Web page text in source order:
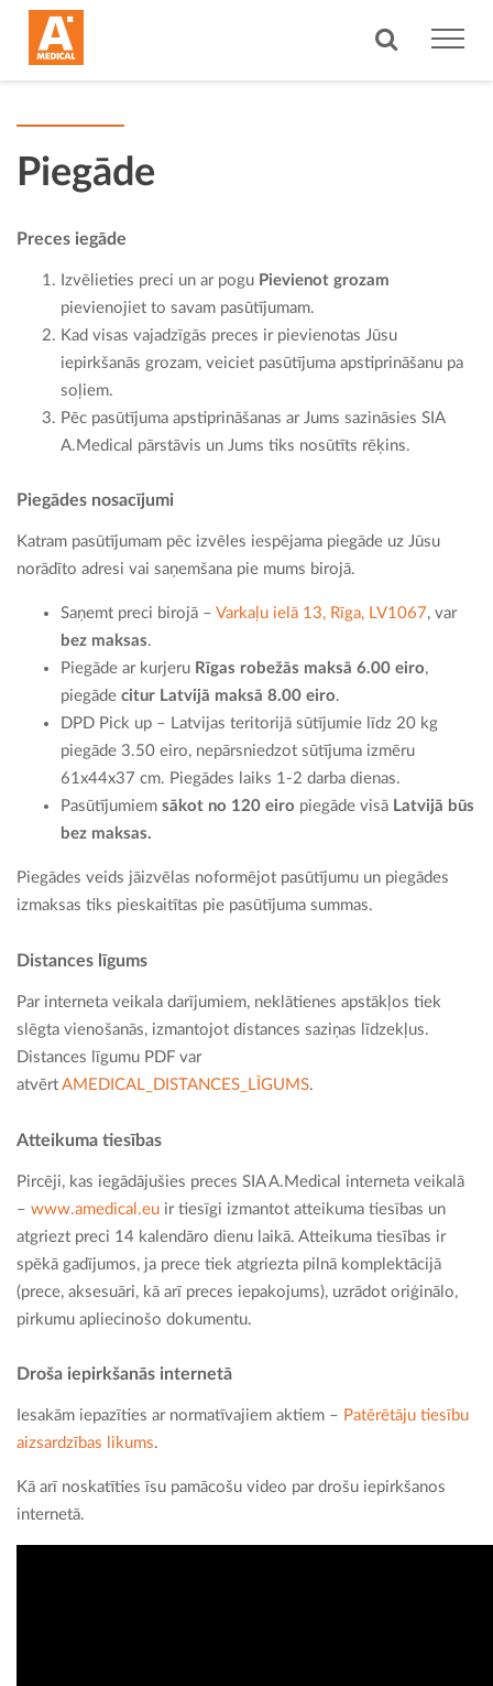
Piegāde
Preces iegāde
Izvēlieties preci un ar pogu Pievienot grozam
pievienojiet to savam pasūtījumam.
Kad visas vajadzīgās preces ir pievienotas Jūsu
iepirkšanās grozam, veiciet pasūtījuma apstiprināšanu pa
soļiem.
Pēc pasūtījuma apstiprināšanas ar Jums sazināsies SIA
A.Medical pārstāvis un Jums tiks nosūtīts rēķins.
Piegādes nosacījumi
Katram pasūtījumam pēc izvēles iespējama piegāde uz Jūsu
norādīto adresi vai saņemšana pie mums birojā.
Saņemt preci birojā – Varkaļu ielā 13, Rīga, LV1067, var
bez maksas.
Piegāde ar kurjeru Rīgas robežās maksā 6.00 eiro,
piegāde citur Latvijā maksā 8.00 eiro.
DPD Pick up – Latvijas teritorijā sūtījumie līdz 20 kg
piegāde 3.50 eiro, nepārsniedzot sūtījuma izmēru
61x44x37 cm. Piegādes laiks 1-2 darba dienas.
Pasūtījumiem sākot no 120 eiro piegāde visā Latvijā būs
bez maksas.
Piegādes veids jāizvēlas noformējot pasūtījumu un piegādes
izmaksas tiks pieskaitītas pie pasūtījuma summas.
Distances līgums
Par interneta veikala darījumiem, neklātienes apstākļos tiek
slēgta vienošanās, izmantojot distances saziņas līdzekļus.
Distances līgumu PDF var
atvērt AMEDICAL_DISTANCES_LĪGUMS.
Atteikuma tiesības
Pircēji, kas iegādājušies preces SIA A.Medical interneta veikalā
– www.amedical.eu ir tiesīgi izmantot atteikuma tiesības un
atgriezt preci 14 kalendāro dienu laikā. Atteikuma tiesības ir
spēkā gadījumos, ja prece tiek atgriezta pilnā komplektācijā
(prece, aksesuāri, kā arī preces iepakojums), uzrādot oriģinālo,
pirkumu apliecinošo dokumentu.
Droša iepirkšanās internetā
Iesakām iepazīties ar normatīvajiem aktiem – Patērētāju tiesību
aizsardzības likums.
Kā arī noskatīties īsu pamācošu video par drošu iepirkšanos
internetā.